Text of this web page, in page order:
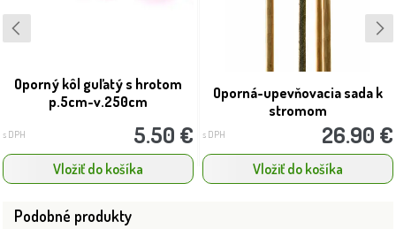
Oporný kôl guľatý s hrotom
p.5cm-v.250cm
s DPH 5.50 €
Vložiť do košíka
Oporná-upevňovacia sada k
stromom
s DPH 26.90 €
Vložiť do košíka
Podobné produkty